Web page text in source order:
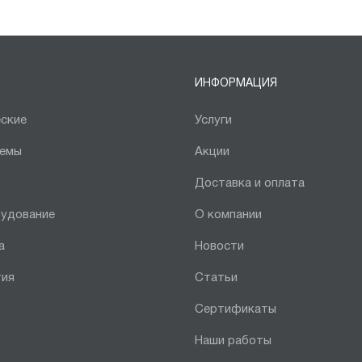
ИНФОРМАЦИЯ
Услуги
Акции
Доставка и оплата
О компании
Новости
Статьи
Сертификаты
Наши работы